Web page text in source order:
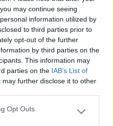
may continue seeing
information utilized by
to third parties prior to
opt-out of the further
by third parties on the
This information may
parties on the IAB’s List of
may further disclose it to other
uses one or more Google
Opt Outs
16/01/2023 12:54
per il carico scarico
e vicino al centro,